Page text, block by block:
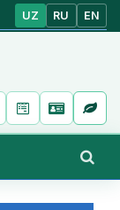
UZ RU EN